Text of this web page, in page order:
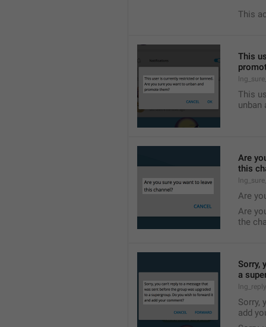
This
This
This
unban
Are
this
Are
Are
the
Sorry,
a
Sorry,
add